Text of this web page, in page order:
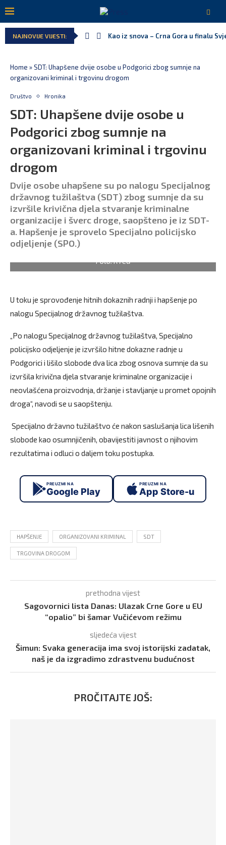
NAJNOVIJE VIJESTI:
Kao iz snova – Crna Gora u finalu
Home »SDT: Uhapšene dvije osobe u Podgorici zbog sumnje na
organizovani kriminal i trgovinu drogom
Društvo Hronika
SDT: Uhapšene dvije osobe u
Podgorici zbog sumnje na
organizovani kriminal i trgovinu
drogom
Dvije osobe uhapšene su po nalogu Specijalnog
državnog tužilaštva (SDT) zbog sumnje da su
izvršile krivična djela stvaranje kriminalne
organizacije i šverc droge, saopšteno je iz SDT-
a. Hapšenje je sprovelo Specijalno policijsko
odjeljenje (SPO.)
Foto: RTCG
U toku je sprovođenje hitnih dokaznih radnji i hapšenje po
nalogu Specijalnog državnog tužilaštva.
„Po nalogu Specijalnog državnog tužilaštva, Specijalno
policijsko odjeljenje je izvršilo hitne dokazne radnje u
Podgorici i lišilo slobode dva lica zbog osnova sumnje da su
izvršila krivična djela stvaranje kriminalne organizacije i
neovlašćena proizvodnja, držanje i stavljanje u promet opojnih
droga“, navodi se u saopštenju.
Specijalno državno tužilaštvo će nakon saslušanja lica lišenih
slobode kao osumnjičenih, obavijestiti javnost o njihovim
rezultatima i odluci o daljem toku postupka.
PREUZMI NA
Google Play
PREUZMI NA
App Store-u
HAPŠENJE ORGANIZOVANI KRIMINAL SDT
TRGOVINA DROGOM
prethodna vijest
Sagovornici lista Danas: Ulazak Crne Gore u EU
“opalio” bi šamar Vučićevom režimu
sljedeća vijest
Šimun: Svaka generacija ima svoj istorijski zadatak,
naš je da izgradimo zdrastvenu budućnost
PROČITAJTE JOŠ: